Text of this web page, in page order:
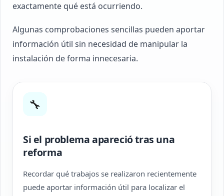
exactamente qué está ocurriendo.
Algunas comprobaciones sencillas pueden aportar
información útil sin necesidad de manipular la
instalación de forma innecesaria.
🔧
Si el problema apareció tras una
reforma
Recordar qué trabajos se realizaron recientemente
puede aportar información útil para localizar el